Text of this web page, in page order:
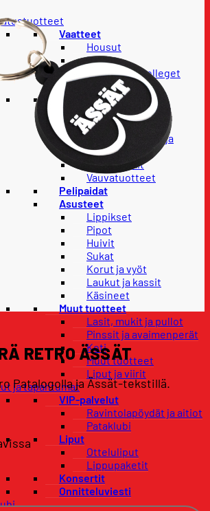
Vaatteet
Housut
Paidat
Hupparit ja colleget
Takit
Lapset
Lasten housut
Lasten paidat
Lasten hupparit ja
colleget
Lasten takit
Vauvatuotteet
Pelipaidat
Asusteet
Lippikset
Pipot
Huivit
Sukat
Korut ja vyöt
Laukut ja kassit
Käsineet
Muut tuotteet
Lasit, mukit ja pullot
Pinssit ja avaimenperät
Koti
Muut tuotteet
Liput ja viirit
ja tapahtumat
VIP-palvelut
Ravintolapöydät ja aitiot
Pataklubi
Liput
Otteluliput
Lippupaketit
Konsertit
Onnitteluviesti
RETRO ÄSSÄT
Patalogolla ja Ässät-tekstillä.